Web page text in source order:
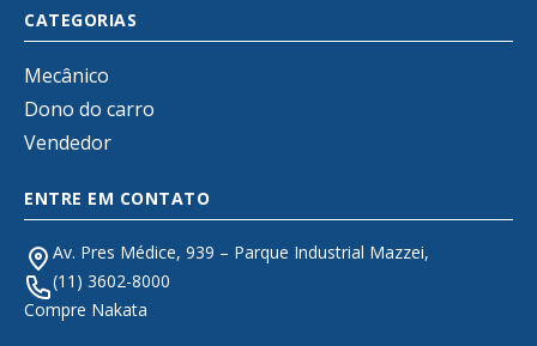
CATEGORIAS
Mecânico
Dono do carro
Vendedor
ENTRE EM CONTATO
Av. Pres Médice, 939 – Parque Industrial Mazzei,
(11) 3602-8000
Compre Nakata